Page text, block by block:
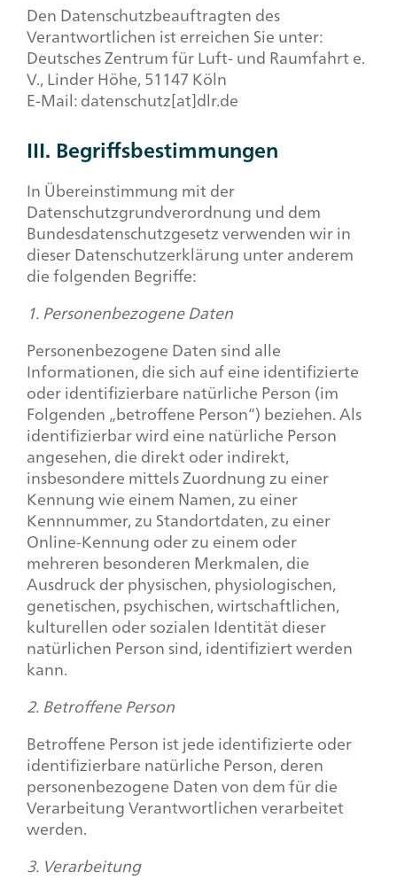
Den Datenschutzbeauftragten des
Verantwortlichen ist erreichen Sie unter:
Deutsches Zentrum für Luft- und Raumfahrt e.
V., Linder Höhe, 51147 Köln
E-Mail: datenschutz[at]dlr.de
III. Begriffsbestimmungen
In Übereinstimmung mit der
Datenschutzgrundverordnung und dem
Bundesdatenschutzgesetz verwenden wir in
dieser Datenschutzerklärung unter anderem
die folgenden Begriffe:
1. Personenbezogene Daten
Personenbezogene Daten sind alle
Informationen, die sich auf eine identifizierte
oder identifizierbare natürliche Person (im
Folgenden „betroffene Person“) beziehen. Als
identifizierbar wird eine natürliche Person
angesehen, die direkt oder indirekt,
insbesondere mittels Zuordnung zu einer
Kennung wie einem Namen, zu einer
Kennnummer, zu Standortdaten, zu einer
Online-Kennung oder zu einem oder
mehreren besonderen Merkmalen, die
Ausdruck der physischen, physiologischen,
genetischen, psychischen, wirtschaftlichen,
kulturellen oder sozialen Identität dieser
natürlichen Person sind, identifiziert werden
kann.
2. Betroffene Person
Betroffene Person ist jede identifizierte oder
identifizierbare natürliche Person, deren
personenbezogene Daten von dem für die
Verarbeitung Verantwortlichen verarbeitet
werden.
3. Verarbeitung